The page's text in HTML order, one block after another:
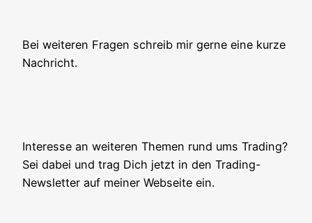
Bei wei­te­ren Fra­gen schreib mir ger­ne eine kur­ze
Nachricht.
Inter­es­se an wei­te­ren The­men rund ums Tra­ding?
Sei dabei und trag Dich jetzt in den Tra­ding-
News­let­ter auf mei­ner Web­sei­te ein.